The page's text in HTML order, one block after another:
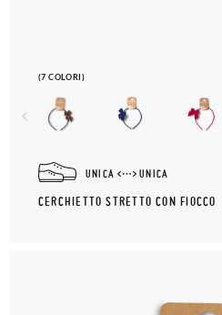
(7 COLORI)
UNICA UNICA
CERCHIETTO STRETTO CON FIOCCO